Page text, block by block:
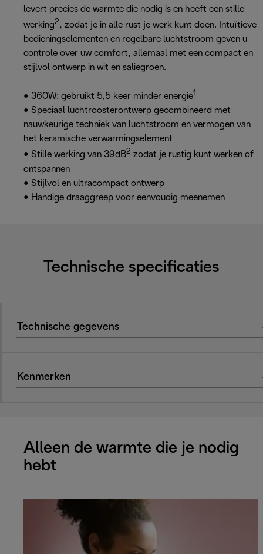
levert precies de warmte die nodig is en heeft een stille
werking2, zodat je in alle rust je werk kunt doen. Intuïtieve
bedieningselementen en regelbare luchtstroom geven u
controle over uw comfort, allemaal met een compact en
stijlvol ontwerp in wit en saliegroen.
• 360W: gebruikt 5,5 keer minder energie1
• Speciaal luchtroosterontwerp gecombineerd met
nauwkeurige techniek van luchtstroom en vermogen van
het keramische verwarmingselement
• Stille werking van 39dB2 zodat je rustig kunt werken of
ontspannen
• Stijlvol en ultracompact ontwerp
• Handige draaggreep voor eenvoudig meenemen
Technische specificaties
Technische gegevens
Kenmerken
Alleen de warmte die je nodig
hebt